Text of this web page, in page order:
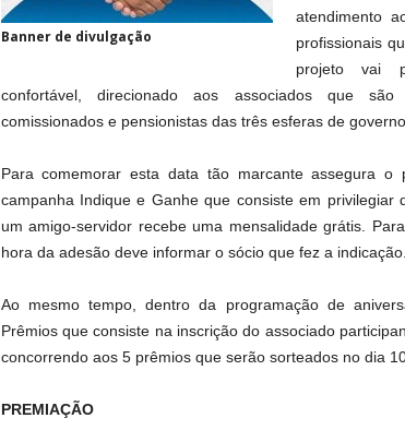
Banner de divulgação
atendimento
profissionais
projeto vai
confortável, direcionado aos associados que são
comissionados e pensionistas das três esferas de governo.
Para comemorar esta data tão marcante assegura o
campanha Indique e Ganhe que consiste em privilegiar
um amigo-servidor recebe uma mensalidade grátis.
hora da adesão deve informar o sócio que fez a
Ao mesmo tempo, dentro da programação de
Prêmios que consiste na inscrição do associado
concorrendo aos 5 prêmios que serão sorteados no dia
PREMIAÇÃO